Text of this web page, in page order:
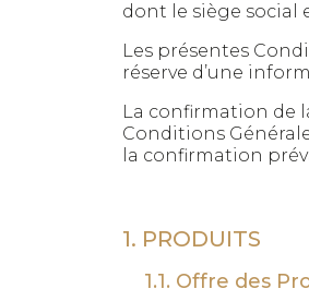
dont le siège social
Les présentes
réserve d’une
La confirmation de
Conditions
la confirmation
1. PRODUITS
1.1. Offre des